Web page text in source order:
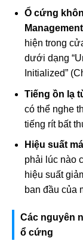
Ổ cứng
hiện trong
dưới dạng
Initialized”
Tiếng ồn lạ
có thể nghe
tiếng rít bất
Hiệu suất
phải lúc nào
hiệu suất
ban đầu của
Các nguyên
ổ cứng